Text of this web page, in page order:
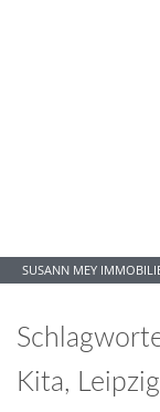
SUSANN MEY
Kita,